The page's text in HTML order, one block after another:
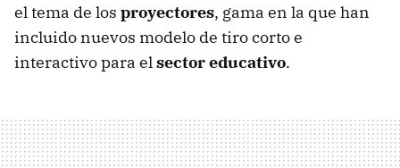
el tema de los proyectores, gama en la que han
incluido nuevos modelo de tiro corto e
interactivo para elsector educativo.